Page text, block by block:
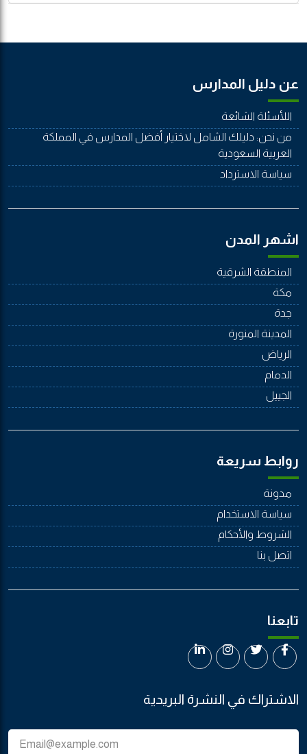
عن دليل المدارس
اللأسئلة الشائعة
من نحن: دليلك الشامل لاختيار أفضل المدارس في المملكة
العربية السعودية
سياسة الاسترداد
اشهر المدن
المنطقة الشرقية
مكة
جدة
المدينة المنورة
الرياض
الدمام
الجييل
روابط سريعة
مدونة
سياسة الاستخدام
الشروط والأحكام
اتصل بنا
تابعنا
الاشتراك في النشرة البريدية